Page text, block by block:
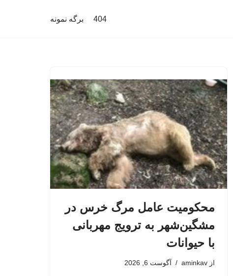
404 برگه نمونه
محکومیت عامل مرگ خرس در
مشگین‌شهر به ترویج مهربانی
با حیوانات
از aminkav آگوست 6, 2026